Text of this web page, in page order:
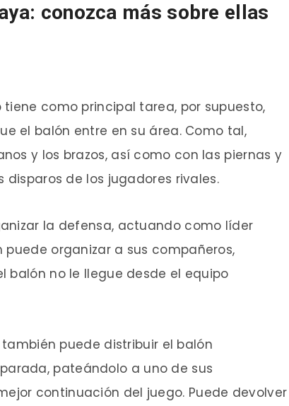
conozca más sobre ellas
tiene como principal tarea, por supuesto,
el balón entre en su área. Como tal,
y los brazos, así como con las piernas y
de los jugadores rivales.
la defensa, actuando como líder
organizar a sus compañeros,
balón no le llegue desde el equipo
puede distribuir el balón
pateándolo a uno de sus
continuación del juego. Puede devolver